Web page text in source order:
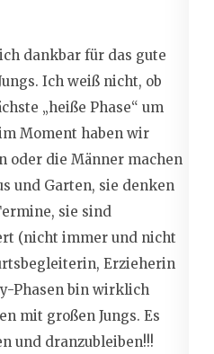
dankbar für das gute
Ich weiß nicht, ob
„heiße Phase“ um
Moment haben wir
oder die Männer machen
und Garten, sie denken
sie sind
(nicht immer und nicht
Erzieherin
Phasen bin wirklich
mit großen Jungs. Es
und dranzubleiben!!!